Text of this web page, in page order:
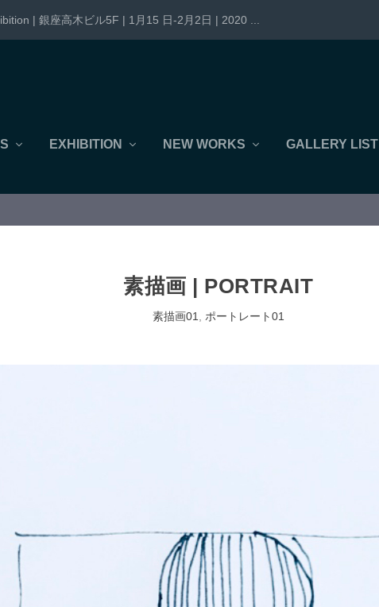
| 銀座高木ビル5F | 1月15 日-2月2日 | 2020 ...
EXHIBITION NEW WORKS GALLERY LIST
素描画 | PORTRAIT
素描画01 ポートレート01